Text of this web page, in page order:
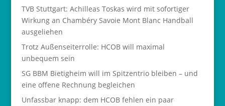
TVB Stuttgart: Achilleas Toskas wird mit sofortiger
Wirkung an Chambéry Savoie Mont Blanc Handball
ausgeliehen
Trotz Außenseiterrolle: HCOB will maximal
unbequem sein
SG BBM Bietigheim will im Spitzentrio bleiben – und
eine offene Rechnung begleichen
Unfassbar knapp: dem HCOB fehlen ein paar